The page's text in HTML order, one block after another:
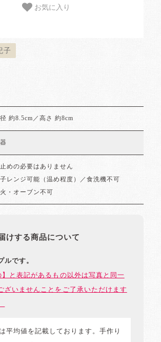
お気に入り
子
約8.5cm／高さ 約8cm
めの必要はありません
レンジ可能（温め程度）／食洗機不可
・オーブン不可
けする商品について
ルです。
と表記があるもの以外は写真と同一
ざいませんことをご了承いただけます
平均値を記載しております。手作り